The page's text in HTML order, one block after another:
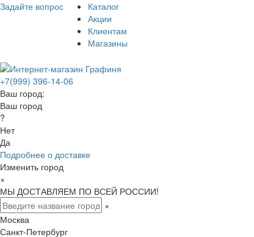
Задайте вопрос
Каталог
Акции
Клиентам
Магазины
+7(999) 396-14-06
Ваш город:
Ваш город
?
Нет
Да
Подробнее о доставке
Изменить город
×
МЫ ДОСТАВЛЯЕМ ПО ВСЕЙ РОССИИ!
×
Москва
Санкт-Петербург